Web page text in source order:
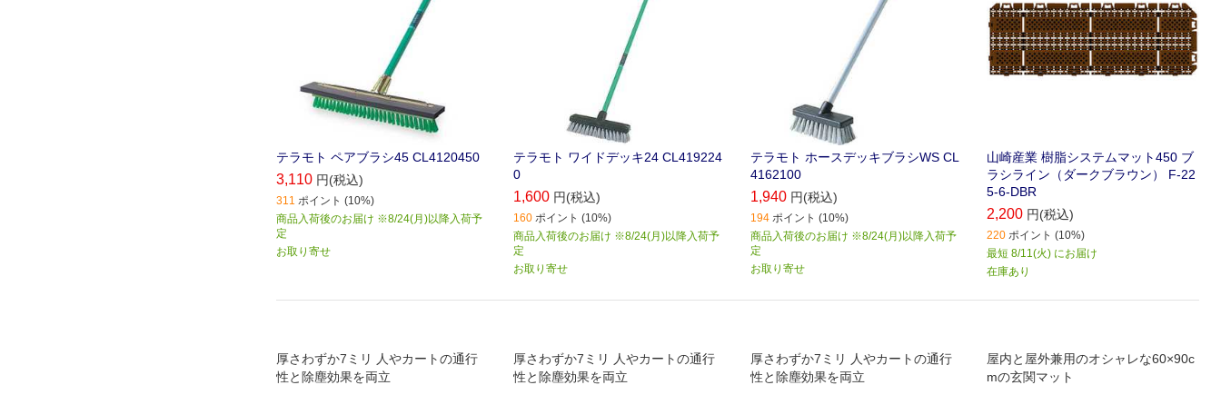
テラモト ペアブラシ45 CL4120450
3,110 円(税込)
311 ポイント (10%)
商品入荷後のお届け ※8/24(月)以降入荷予
定
お取り寄せ
テラモト ワイドデッキ24 CL419224
0
1,600 円(税込)
160 ポイント (10%)
商品入荷後のお届け ※8/24(月)以降入荷予
定
お取り寄せ
テラモト ホースデッキブラシWS CL
4162100
1,940 円(税込)
194 ポイント (10%)
商品入荷後のお届け ※8/24(月)以降入荷予
定
お取り寄せ
山崎産業 樹脂システムマット450 ブ
ラシライン（ダークブラウン） F-22
5-6-DBR
2,200 円(税込)
220 ポイント (10%)
最短 8/11(火) にお届け
在庫あり
厚さわずか7ミリ 人やカートの通行
性と除塵効果を両立
厚さわずか7ミリ 人やカートの通行
性と除塵効果を両立
厚さわずか7ミリ 人やカートの通行
性と除塵効果を両立
屋内と屋外兼用のオシャレな60×90c
mの玄関マット